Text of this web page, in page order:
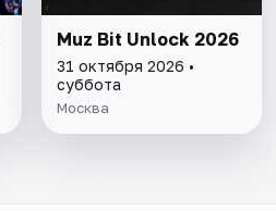
Muz Bit Unlock 2026
31 октября 2026 •
суббота
Москва